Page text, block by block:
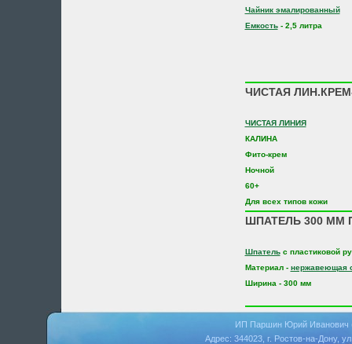
Чайник эмалированный
Емкость- 2,5 литра
ЧИСТАЯ
ЧИСТАЯ ЛИНИЯ
КАЛИНА
Фито-крем
Ночной
60+
Для всех типов кожи
ШПАТЕЛЬ 300 ММ
Шпательс пластиковой
Материал - нержавеющая
Ширина - 300 мм
ИП Паршин Юрий Иванович
Адрес: 344023, г. Ростов-на-Дону,